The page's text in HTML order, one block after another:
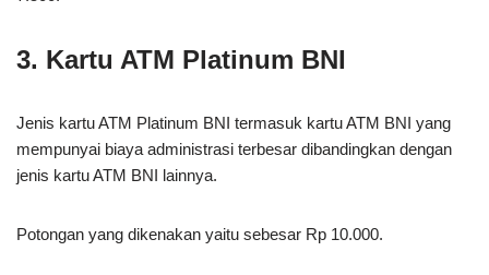
3. Kartu ATM Platinum BNI
Jenis kartu ATM Platinum BNI termasuk kartu ATM BNI yang
mempunyai biaya administrasi terbesar dibandingkan dengan
jenis kartu ATM BNI lainnya.
Potongan yang dikenakan yaitu sebesar Rp 10.000.